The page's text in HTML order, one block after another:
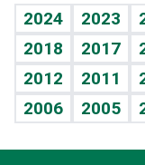
Vida y familia
Eñe
Celebrando la vida
Sin complejos
En pocas palabras
TBT Deportivo
Guía del dinero
Horóscopos
Crucigramas
2024 2023
2018
2017
2012
2011
2006
2005